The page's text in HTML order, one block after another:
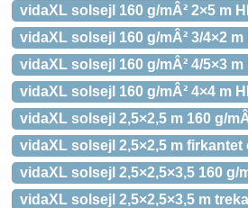
vidaXL solsejl 160 g/mÂ² 2×5 m
vidaXL solsejl 160 g/mÂ² 3/4×2 m
vidaXL solsejl 160 g/mÂ² 4/5×3
vidaXL solsejl 160 g/mÂ² 4×4 m
vidaXL solsejl 2,5×2,5 m 160 g/
vidaXL solsejl 2,5×2,5 m
vidaXL solsejl 2,5×2,5×3,5 160 g/
vidaXL solsejl 2,5×2,5×3,5 m